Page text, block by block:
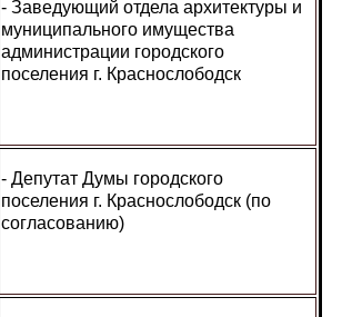
- Заведующий отдела архитектуры и
муниципального имущества
администрации городского
поселения г. Краснослободск
- Депутат Думы городского
поселения г. Краснослободск (по
согласованию)